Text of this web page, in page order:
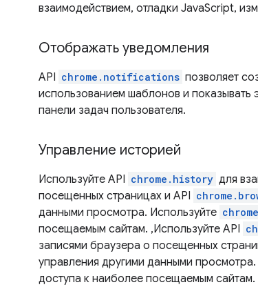
взаимодействием, отладки JavaScript,
Отображать уведомления
API chrome.notifications позволяет
использованием шаблонов и показывать
панели задач пользователя.
Управление историей
Используйте API chrome.history для
посещенных страницах и API
данными просмотра. Используйте
посещаемым сайтам. ,Используйте API
записями браузера о посещенных
управления другими данными
доступа к наиболее посещаемым сайтам.